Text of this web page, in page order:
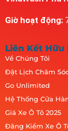
Giờ hoạt động:
Liên Kết Hữu
Về Chúng Tôi
Đặt Lịch Chăm
Go Unlimited
Hệ Thống Cửa
Giá Xe Ô Tô 2025
Đăng Kiểm Xe Ô